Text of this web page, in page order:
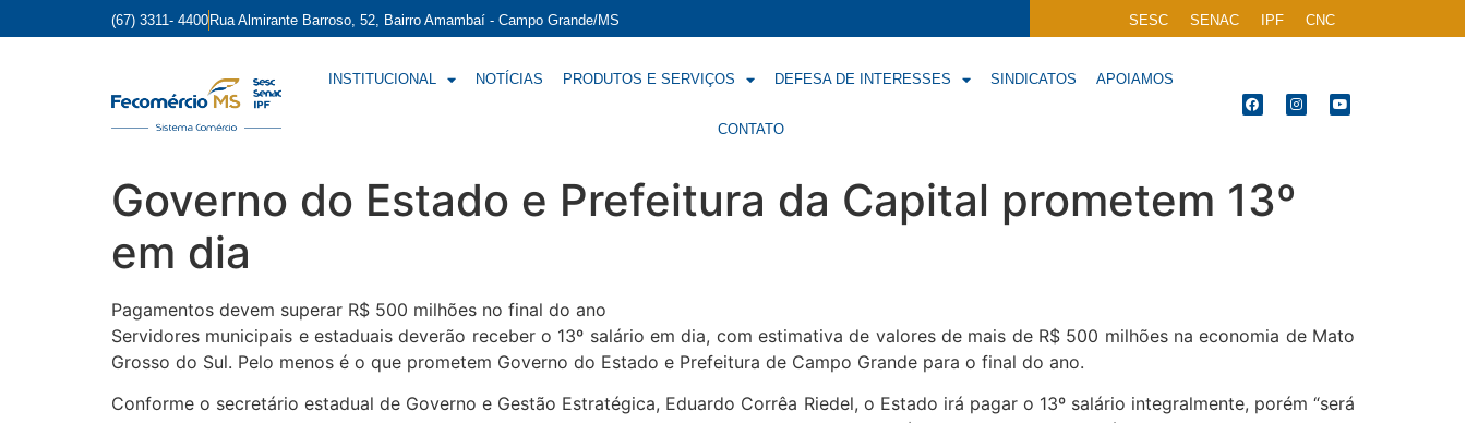
(67) 3311- 4400 Rua Almirante Barroso, 52, Bairro Amambaí - Campo Grande/MS SESC SENAC IPF CNC
INSTITUCIONAL NOTÍCIAS PRODUTOS E SERVIÇOS DEFESA DE INTERESSES SINDICATOS APOIAMOS
CONTATO
Governo do Estado e Prefeitura da Capital prometem 13º
em dia
Pagamentos devem superar R$ 500 milhões no final do ano
Servidores municipais e estaduais deverão receber o 13º salário em dia, com estimativa de valores de mais de R$ 500 milhões na economia de Mato
Grosso do Sul. Pelo menos é o que prometem Governo do Estado e Prefeitura de Campo Grande para o final do ano.
Conforme o secretário estadual de Governo e Gestão Estratégica, Eduardo Corrêa Riedel, o Estado irá pagar o 13º salário integralmente, porém “será